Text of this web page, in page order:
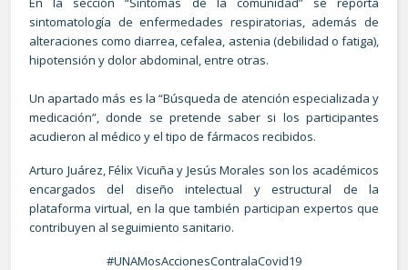
sintomatología de enfermedades respiratorias, además de
alteraciones como diarrea, cefalea, astenia (debilidad o fatiga),
hipotensión y dolor abdominal, entre otras.
Un apartado más es la “Búsqueda de atención especializada y
medicación”, donde se pretende saber si los participantes
acudieron al médico y el tipo de fármacos recibidos.
Arturo Juárez, Félix Vicuña y Jesús Morales son los académicos
encargados del diseño intelectual y estructural de la
plataforma virtual, en la que también participan expertos que
contribuyen al seguimiento sanitario.
#UNAMosAccionesContralaCovid19